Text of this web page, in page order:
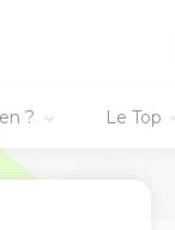
? Le Top